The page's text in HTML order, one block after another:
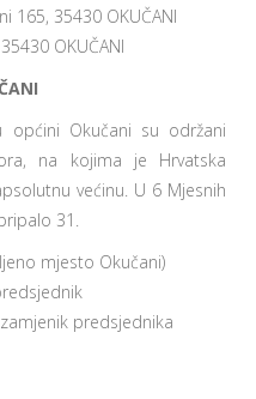
165, 35430 OKUČANI
OKUČANI
općini Okučani su održani
na kojima je Hrvatska
većinu. U 6 Mjesnih
31.
mjesto Okučani)
predsjednika